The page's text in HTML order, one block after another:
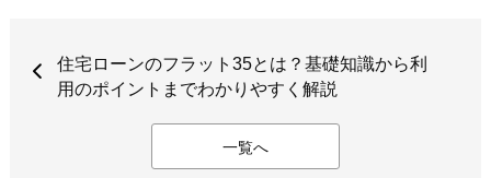
住宅ローンのフラット35とは？基礎知識から利
用のポイントまでわかりやすく解説
一覧へ